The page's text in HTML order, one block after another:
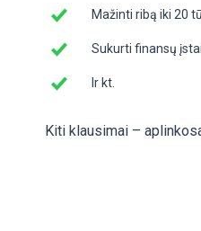
Mažinti ribą iki 20
Sukurti finansų
Ir kt.
Kiti klausimai –